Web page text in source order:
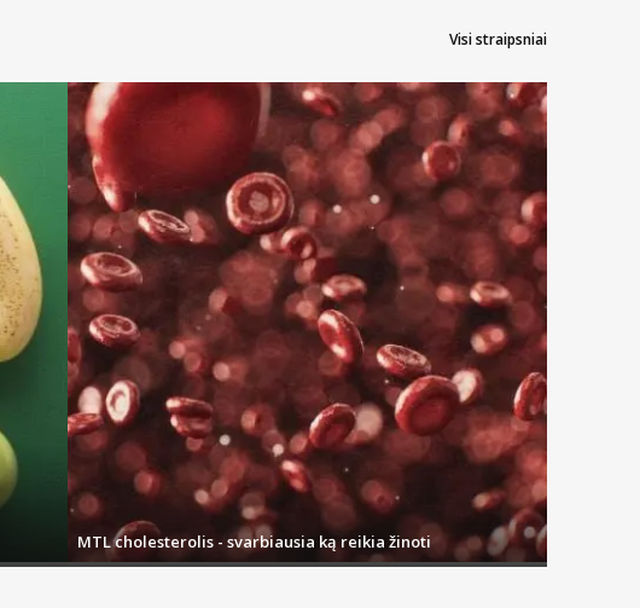
Visi straipsniai
MTL cholesterolis - svarbiausia ką reikia žinoti